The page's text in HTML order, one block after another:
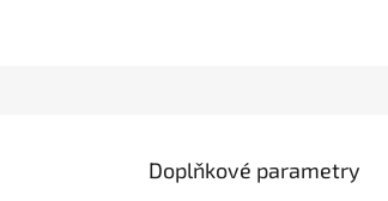
Doplňkové parametry